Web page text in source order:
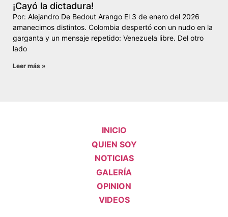
¡Cayó la dictadura!
Por: Alejandro De Bedout Arango El 3 de enero del 2026
amanecimos distintos. Colombia despertó con un nudo en la
garganta y un mensaje repetido: Venezuela libre. Del otro
lado
Leer más »
INICIO
QUIEN SOY
NOTICIAS
GALERÍA
OPINION
VIDEOS